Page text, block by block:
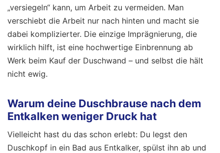
„versiegeln“ kann, um Arbeit zu vermeiden. Man
verschiebt die Arbeit nur nach hinten und macht sie
dabei komplizierter. Die einzige Imprägnierung, die
wirklich hilft, ist eine hochwertige Einbrennung ab
Werk beim Kauf der Duschwand – und selbst die hält
nicht ewig.
Warum deine Duschbrause nach dem
Entkalken weniger Druck hat
Vielleicht hast du das schon erlebt: Du legst den
Duschkopf in ein Bad aus Entkalker, spülst ihn ab und